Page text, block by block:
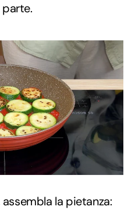
la pietanza: